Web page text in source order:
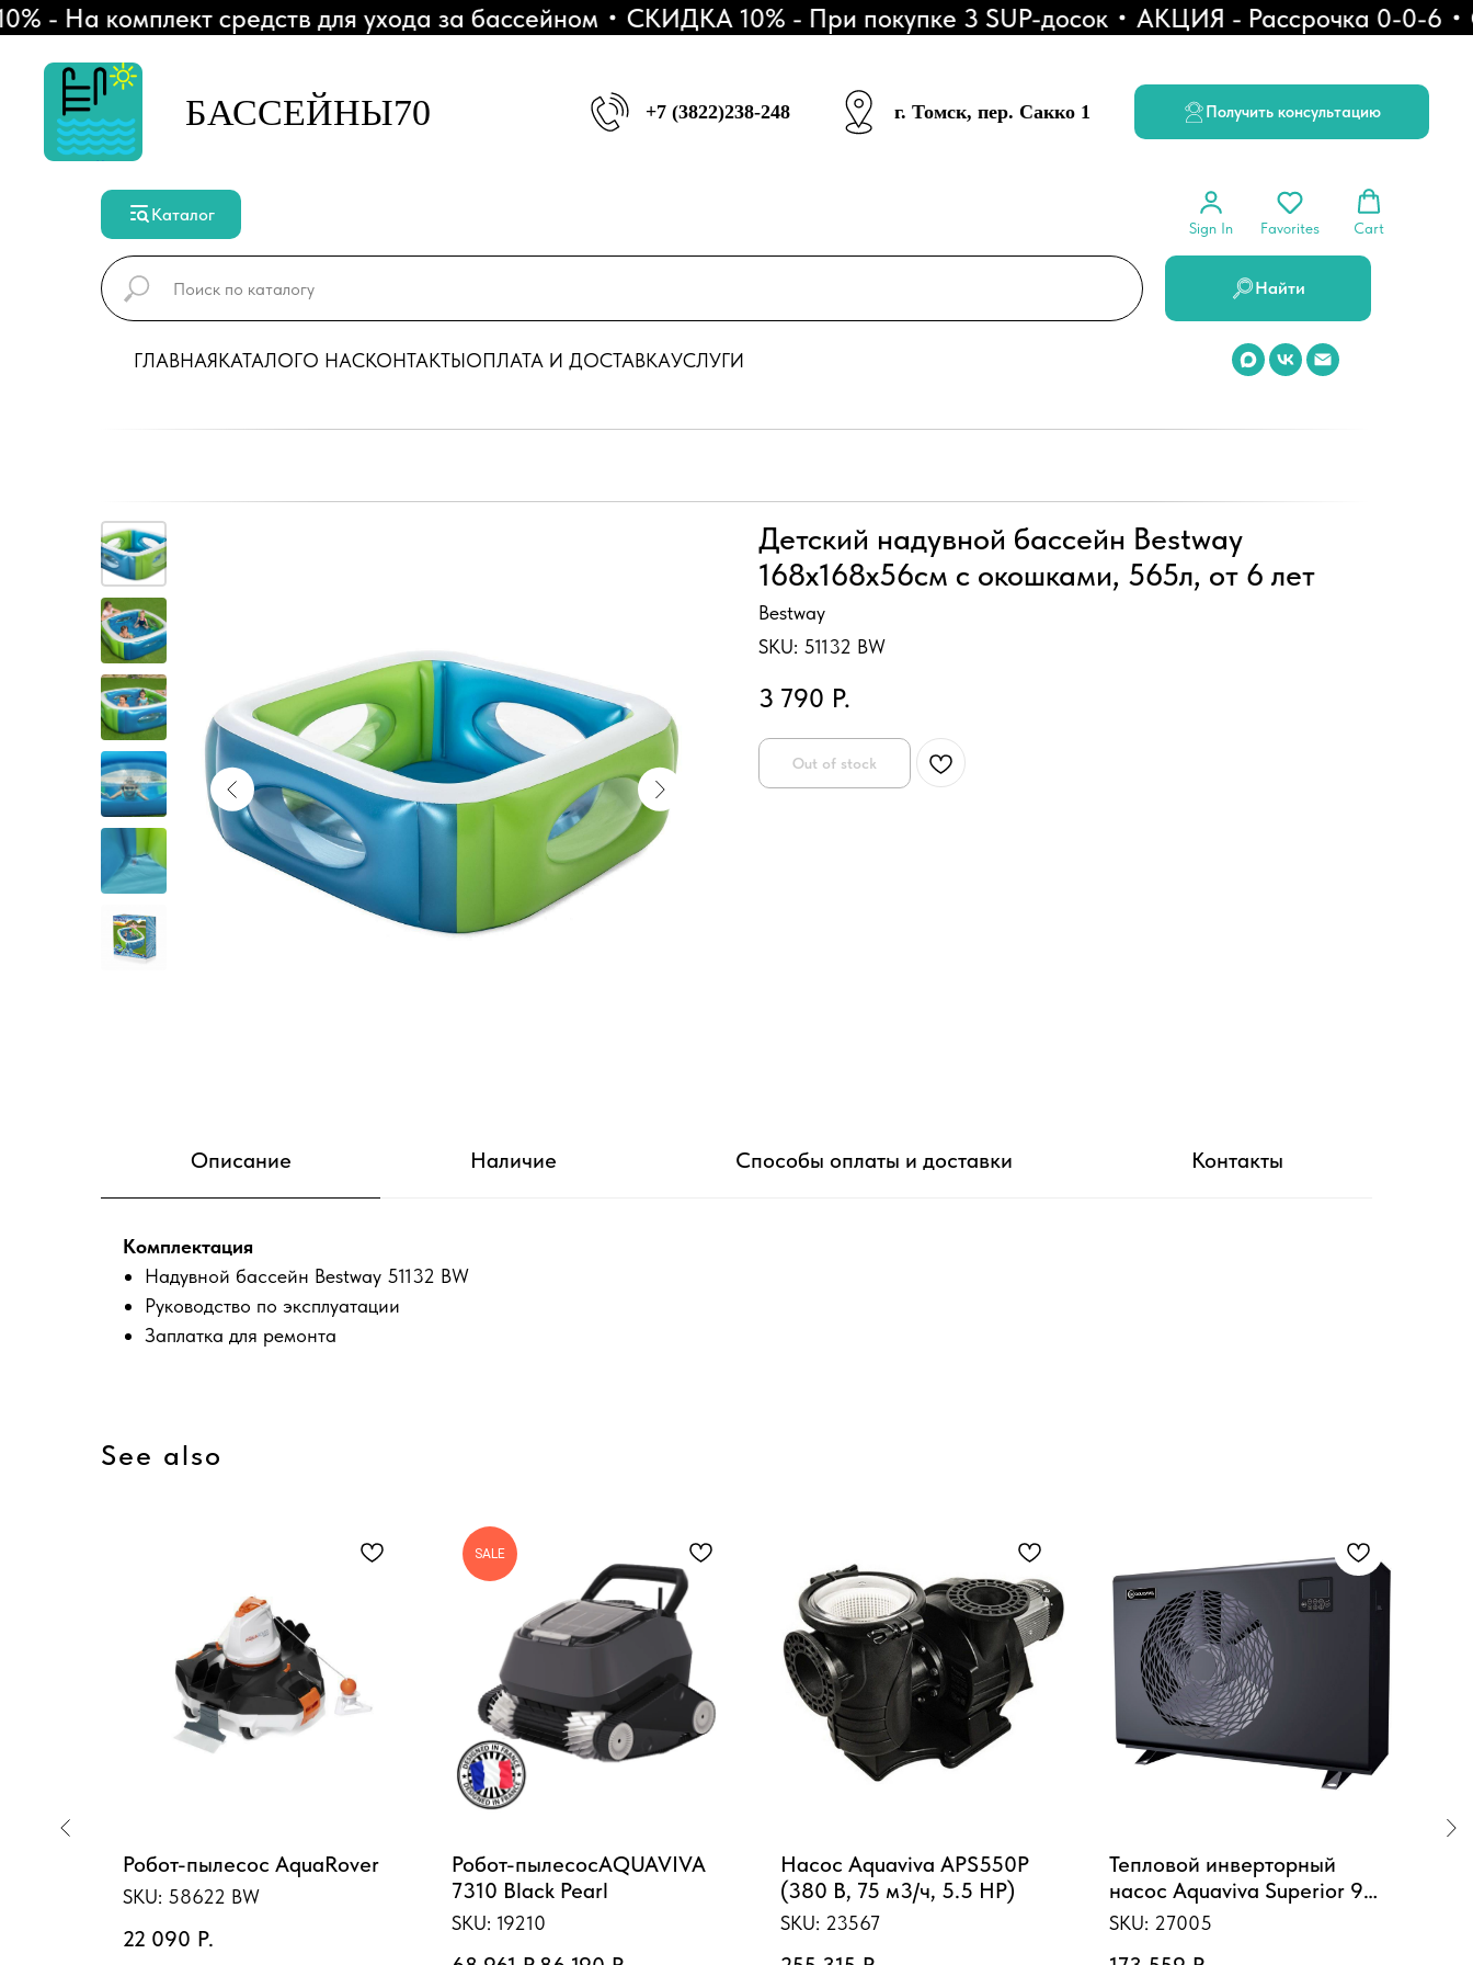
На комплект средств для ухода за бассейном СКИДКА 10% - При покупке 3 SUP-досок АКЦИЯ - Рассрочка 0-0-6
БАССЕЙНЫ70 +7 (3822)238-248 г. Томск, пер. Сакко 1 Получить консультацию
Каталог
Sign In Favorites Cart
Найти
ГЛАВНАЯКАТАЛОГО НАСКОНТАКТЫОПЛАТА И ДОСТАВКАУСЛУГИ
Детский надувной бассейн Bestway
168х168х56см с окошками, 565л, от 6 лет
Bestway
SKU: 51132 BW
3 790 Р.
Out of stock
Описание Наличие Способы оплаты и доставки Контакты
Комплектация
Надувной бассейн Bestway 51132 BW
Руководство по эксплуатации
Заплатка для ремонта
See also
Робот-пылесос AquaRover
SKU: 58622 BW
22 090 Р.
SALE
Робот-пылесосAQUAVIVA
7310 Black Pearl
SKU: 19210
Насос Aquaviva APS550P
(380 В, 75 м3/ч, 5.5 HP)
SKU: 23567
Тепловой инверторный
насос Aquaviva Superior 9
(9.03 кВт)
SKU: 27005